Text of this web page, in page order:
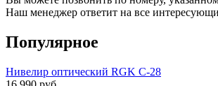
Наш менеджер ответит на все
Популярное
Нивелир оптический RGK C-28